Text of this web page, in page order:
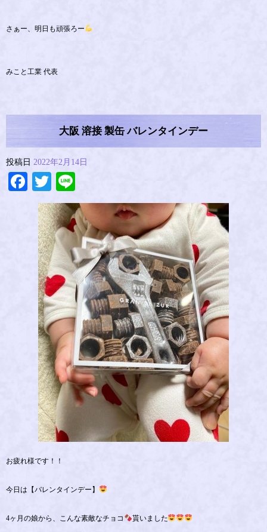
さぁー、明日も頑張ろー
みこと工業 代表
大阪 溶接 製缶 バレンタインデー
投稿日 2022年2月14日
Facebook
Twitter
お疲れ様です！！
今日は【バレンタインデー】
4ヶ月の娘から、こんな素敵なチョコ 貰いました